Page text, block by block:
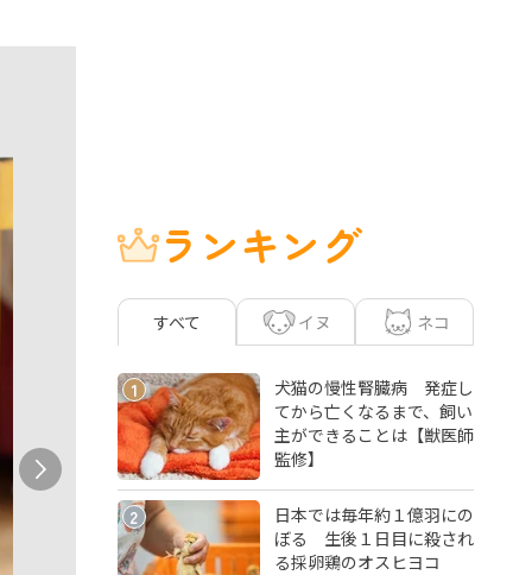
ランキング
すべて イヌ ネコ
1
犬猫の慢性腎臓病 発症し
てから亡くなるまで、飼い
主ができることは【獣医師
監修】
2
日本では毎年約１億羽にの
ぼる 生後１日目に殺され
る採卵鶏のオスヒヨコ